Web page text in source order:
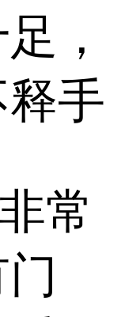
，
手
常